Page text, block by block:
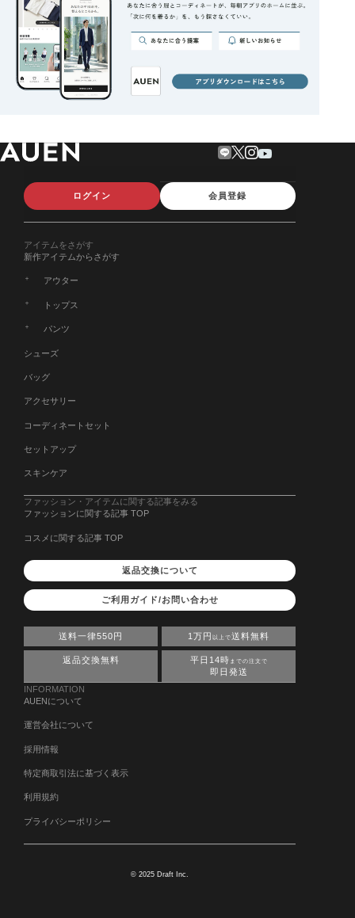
ログイン 会員登録
アイテムをさがす
新作アイテムからさがす
アウター
トップス
パンツ
シューズ
バッグ
アクセサリー
コーディネートセット
セットアップ
スキンケア
ファッション・アイテムに関する記事をみる
ファッションに関する記事 TOP
コスメに関する記事 TOP
返品交換について
ご利用ガイド/お問い合わせ
送料一律550円 1万円 以上で送料無料
返品交換無料 平日14時 までの注文で
即日発送
INFORMATION
AUENについて
運営会社について
採用情報
特定商取引法に基づく表示
利用規約
プライバシーポリシー
© 2025 Draft Inc.